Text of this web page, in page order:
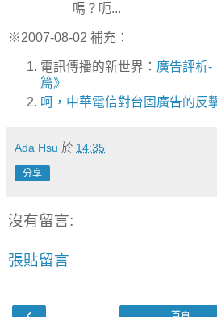
嗎？呃...
※2007-08-02 補充：
電訊傳播的新世界： 廣告評析-
篇》
呵， 中華電信對台固廣告的反
Ada Hsu 於 14:35
分享
沒有留言:
張貼留言